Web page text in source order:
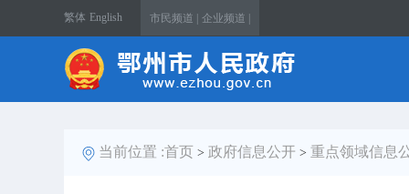
繁体 English 市民频道 | 企业频道 |
当前位置 :首页 > 政府信息公开 > 重点领域信息